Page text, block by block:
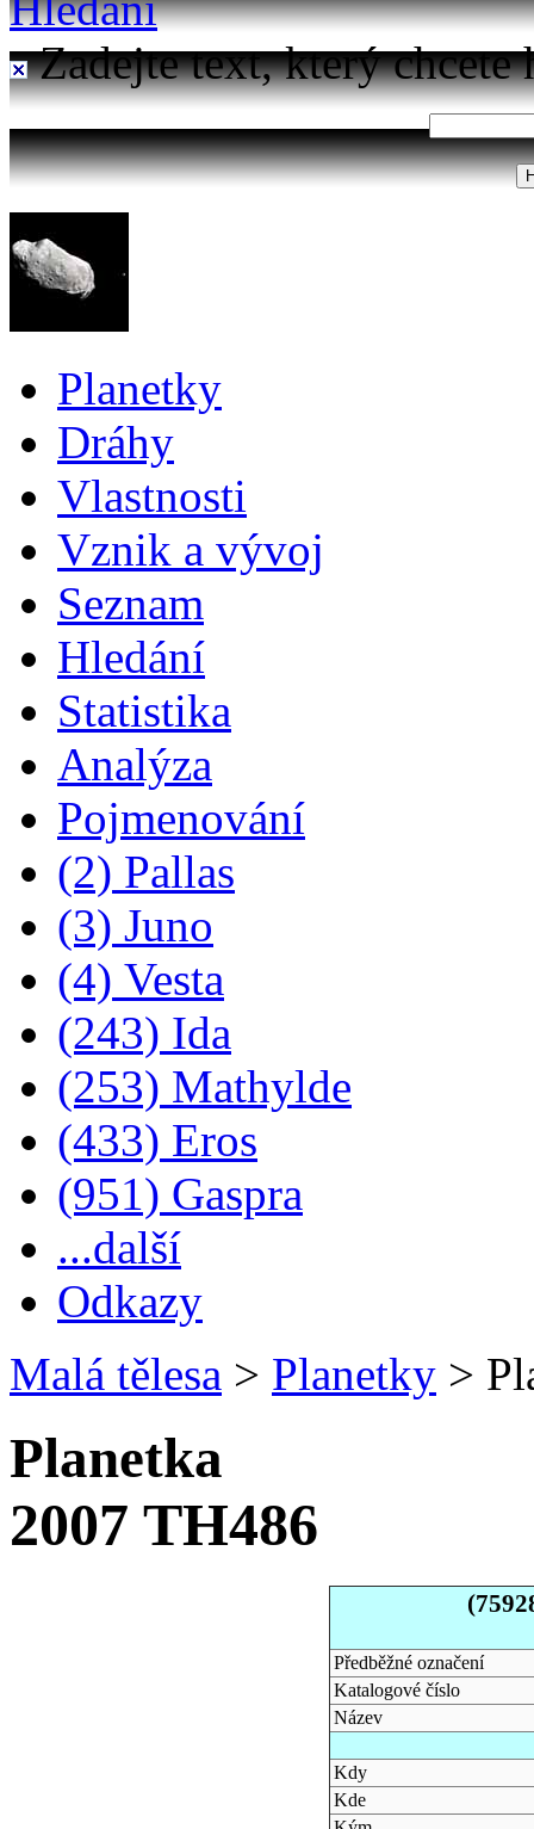
Zadejte text, který chcete
Planetky
Dráhy
Vlastnosti
Vznik a vývoj
Seznam
Hledání
Statistika
Analýza
Pojmenování
(2) Pallas
(3) Juno
(4) Vesta
(243) Ida
(253) Mathylde
(433) Eros
(951) Gaspra
...další
Odkazy
Malá tělesa > Planetky >
Planetka
2007 TH486
Předběžné označení
Katalogové číslo
Název
Kdy
Kde